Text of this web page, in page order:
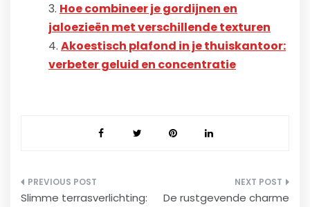
Hoe combineer je gordijnen en
jaloezieën met verschillende texturen
Akoestisch plafond in je thuiskantoor:
verbeter geluid en concentratie
Berichtnavigatie
Slimme terrasverlichting:
De rustgevende charme